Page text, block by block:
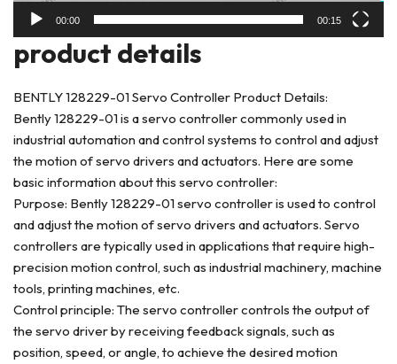
00:00 00:15
product details
BENTLY 128229-01 Servo Controller Product Details:
Bently 128229-01 is a servo controller commonly used in
industrial automation and control systems to control and adjust
the motion of servo drivers and actuators. Here are some
basic information about this servo controller:
Purpose: Bently 128229-01 servo controller is used to control
and adjust the motion of servo drivers and actuators. Servo
controllers are typically used in applications that require high-
precision motion control, such as industrial machinery, machine
tools, printing machines, etc.
Control principle: The servo controller controls the output of
the servo driver by receiving feedback signals, such as
position, speed, or angle, to achieve the desired motion